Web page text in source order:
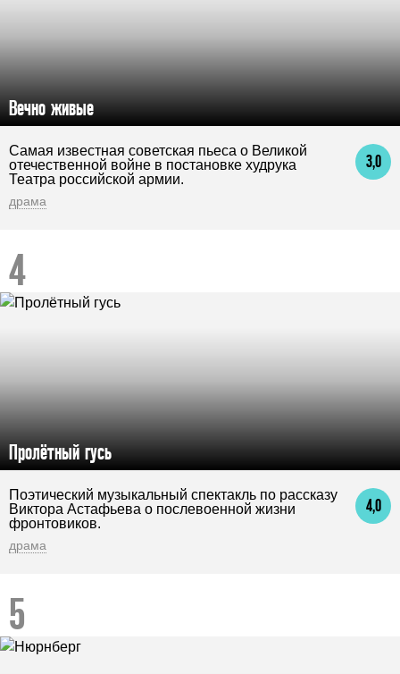
Вечно живые
3,0
Самая известная советская пьеса о Великой
отечественной войне в постановке худрука
Театра российской армии.
драма
Пролётный гусь
4,0
Поэтический музыкальный спектакль по рассказу
Виктора Астафьева о послевоенной жизни
фронтовиков.
драма